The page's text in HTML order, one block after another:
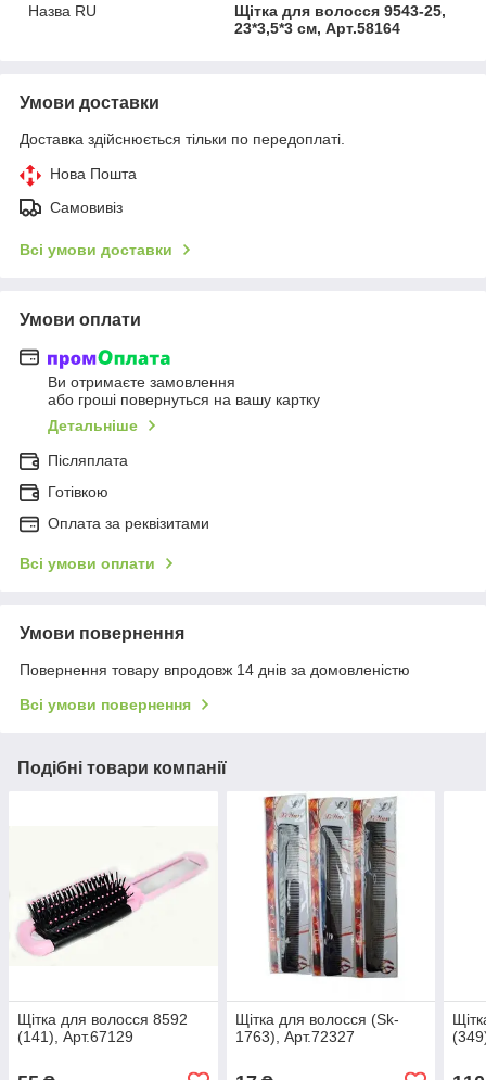
Назва RU
Щітка для волосся 9543-25,
23*3,5*3 см, Арт.58164
Умови доставки
Доставка здійснюється тільки по передоплаті.
Нова Пошта
Самовивіз
Всі умови доставки
Умови оплати
Ви отримаєте замовлення
або гроші повернуться на вашу картку
Детальніше
Післяплата
Готівкою
Оплата за реквізитами
Всі умови оплати
Умови повернення
Повернення товару впродовж 14 днів за домовленістю
Всі умови повернення
Подібні товари компанії
Щітка для волосся 8592
(141), Арт.67129
Щітка для волосся (Sk-
1763), Арт.72327